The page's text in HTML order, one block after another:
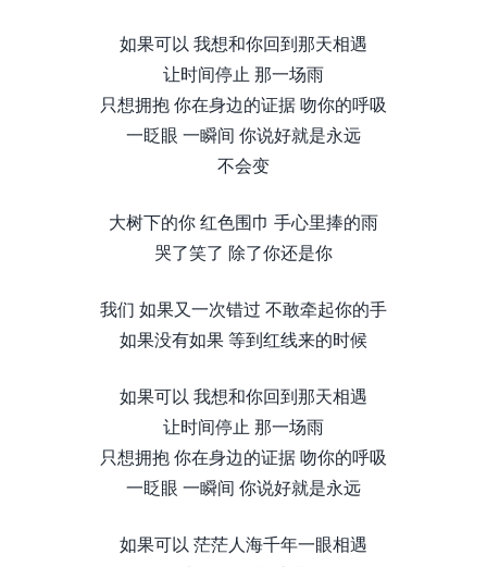
如果可以 我想和你回到那天相遇
让时间停止 那一场雨
只想拥抱 你在身边的证据 吻你的呼吸
一眨眼 一瞬间 你说好就是永远
不会变
大树下的你 红色围巾 手心里捧的雨
哭了笑了 除了你还是你
我们 如果又一次错过 不敢牵起你的手
如果没有如果 等到红线来的时候
如果可以 我想和你回到那天相遇
让时间停止 那一场雨
只想拥抱 你在身边的证据 吻你的呼吸
一眨眼 一瞬间 你说好就是永远
如果可以 茫茫人海千年一眼相遇